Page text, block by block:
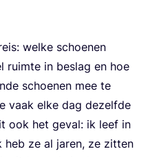
wel­ke schoe­nen
ruim­te in beslag en hoe
schoe­nen mee te
vaak elke dag dezelf­de
ook het geval: ik leef in
heb ze al jaren, ze zit­ten